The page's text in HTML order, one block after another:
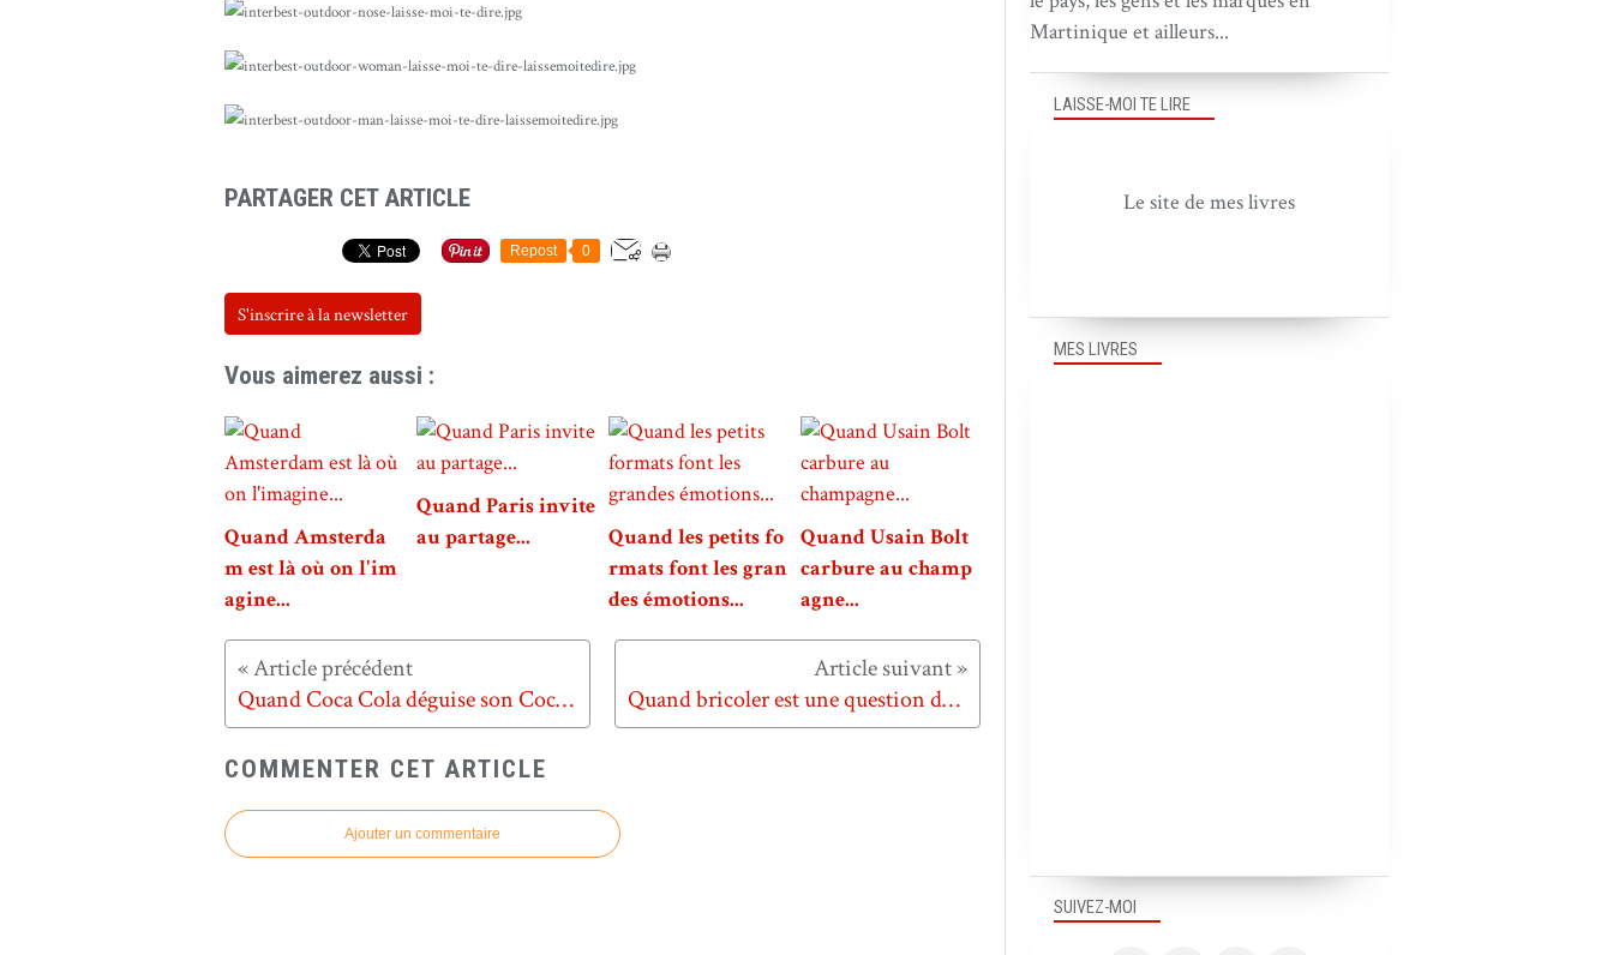
PARTAGER CET ARTICLE
Repost 0
S'inscrire à la newsletter
Vous aimerez aussi :
Quand Amsterda
m est là où on l'im
agine...
Quand Paris invite
au partage...
Quand les petits fo
rmats font les gran
des émotions...
Quand Usain Bolt
carbure au champ
agne...
Quand Coca Cola déguise son Coca Zero... Quand bricoler est une question de confiance en soi...
COMMENTER CET ARTICLE
Ajouter un commentaire
SUIVEZ-MOI
Martinique et ailleurs...
MES LIVRES
LAISSE-MOI TE LIRE
Le site de mes livres